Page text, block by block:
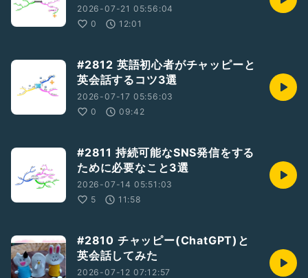
2026-07-21 05:56:04
0
12:01
#2812 英語初心者がチャッピーと
英会話するコツ3選
2026-07-17 05:56:03
0
09:42
#2811 持続可能なSNS発信をする
ために必要なこと3選
2026-07-14 05:51:03
5
11:58
#2810 チャッピー(ChatGPT)と
英会話してみた
2026-07-12 07:12:57